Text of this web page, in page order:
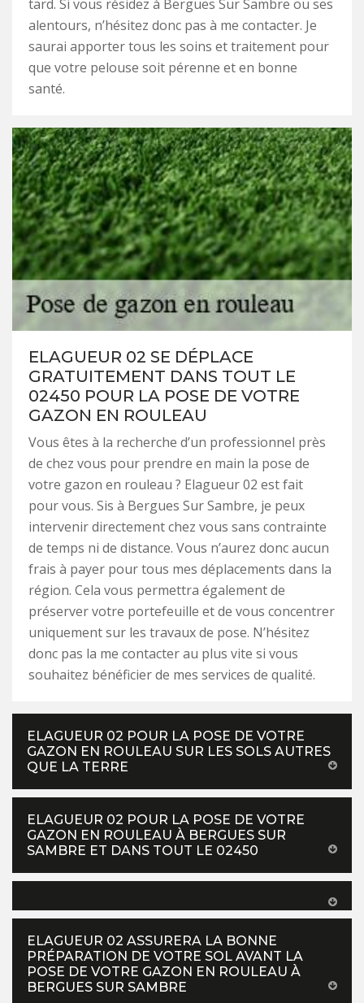
tard. Si vous résidez à Bergues Sur Sambre ou ses
alentours, n’hésitez donc pas à me contacter. Je
saurai apporter tous les soins et traitement pour
que votre pelouse soit pérenne et en bonne
santé.
ELAGUEUR 02 SE DÉPLACE
GRATUITEMENT DANS TOUT LE
02450 POUR LA POSE DE VOTRE
GAZON EN ROULEAU
Vous êtes à la recherche d’un professionnel près
de chez vous pour prendre en main la pose de
votre gazon en rouleau ? Elagueur 02 est fait
pour vous. Sis à Bergues Sur Sambre, je peux
intervenir directement chez vous sans contrainte
de temps ni de distance. Vous n’aurez donc aucun
frais à payer pour tous mes déplacements dans la
région. Cela vous permettra également de
préserver votre portefeuille et de vous concentrer
uniquement sur les travaux de pose. N’hésitez
donc pas la me contacter au plus vite si vous
souhaitez bénéficier de mes services de qualité.
ELAGUEUR 02 POUR LA POSE DE VOTRE
GAZON EN ROULEAU SUR LES SOLS AUTRES
QUE LA TERRE
ELAGUEUR 02 POUR LA POSE DE VOTRE
GAZON EN ROULEAU À BERGUES SUR
SAMBRE ET DANS TOUT LE 02450
ELAGUEUR 02 ASSURERA LA BONNE
PRÉPARATION DE VOTRE SOL AVANT LA
POSE DE VOTRE GAZON EN ROULEAU À
BERGUES SUR SAMBRE